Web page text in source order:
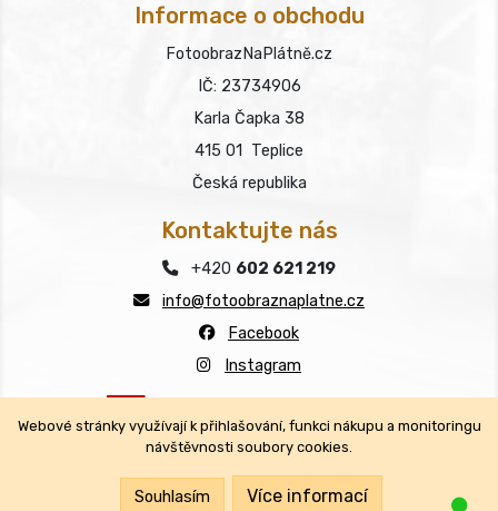
Kontaktujte nás
+420 602 621 219
info@fotoobraznaplatne.cz
Facebook
Instagram
Všechna práva vyhrazena.
Informace o obchodu
FotoobrazNaPlátně.cz
IČ: 23734906
Karla Čapka 38
415 01 Teplice
Česká republika
Webové stránky využívají k přihlašování, funkci nákupu a monitoringu
návštěvnosti soubory cookies.
Souhlasím Více informací